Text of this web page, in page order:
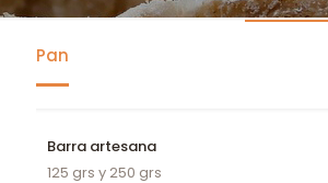
Pan
Barra artesana
125 grs y 250 grs